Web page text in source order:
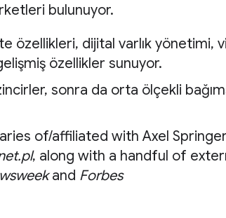
bulunuyor.
özellikleri, dijital varlık yönetimi,
özellikler sunuyor.
sonra da orta ölçekli
of/affiliated with Axel
, along with a handful of
and Forbes